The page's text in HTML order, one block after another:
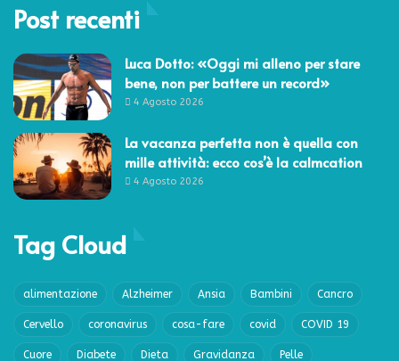
Post recenti
Luca Dotto: «Oggi mi alleno per stare
bene, non per battere un record»
4 Agosto 2026
La vacanza perfetta non è quella con
mille attività: ecco cos’è la calmcation
4 Agosto 2026
Tag Cloud
alimentazione Alzheimer Ansia Bambini Cancro
Cervello coronavirus cosa-fare covid COVID 19
Cuore Diabete Dieta Gravidanza Pelle